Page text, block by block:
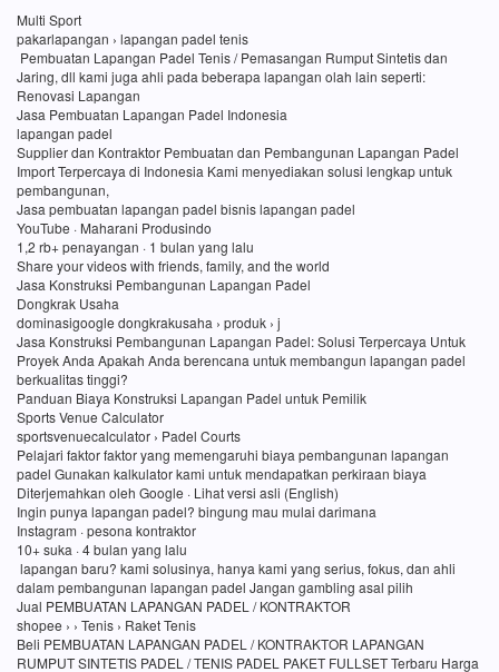
Multi Sport
pakarlapangan › lapangan padel tenis
Pembuatan Lapangan Padel Tenis / Pemasangan Rumput Sintetis dan
Jaring, dll kami juga ahli pada beberapa lapangan olah lain seperti:
Renovasi Lapangan
Jasa Pembuatan Lapangan Padel Indonesia
lapangan padel
Supplier dan Kontraktor Pembuatan dan Pembangunan Lapangan Padel
Import Terpercaya di Indonesia Kami menyediakan solusi lengkap untuk
pembangunan,
Jasa pembuatan lapangan padel bisnis lapangan padel
YouTube · Maharani Produsindo
1,2 rb+ penayangan · 1 bulan yang lalu
Share your videos with friends, family, and the world
Jasa Konstruksi Pembangunan Lapangan Padel
Dongkrak Usaha
dominasigoogle dongkrakusaha › produk › j
Jasa Konstruksi Pembangunan Lapangan Padel: Solusi Terpercaya Untuk
Proyek Anda Apakah Anda berencana untuk membangun lapangan padel
berkualitas tinggi?
Panduan Biaya Konstruksi Lapangan Padel untuk Pemilik
Sports Venue Calculator
sportsvenuecalculator › Padel Courts
Pelajari faktor faktor yang memengaruhi biaya pembangunan lapangan
padel Gunakan kalkulator kami untuk mendapatkan perkiraan biaya
Diterjemahkan oleh Google · Lihat versi asli (English)
Ingin punya lapangan padel? bingung mau mulai darimana
Instagram · pesona kontraktor
10+ suka · 4 bulan yang lalu
lapangan baru? kami solusinya, hanya kami yang serius, fokus, dan ahli
dalam pembangunan lapangan padel Jangan gambling asal pilih
Jual PEMBUATAN LAPANGAN PADEL / KONTRAKTOR
shopee › › Tenis › Raket Tenis
Beli PEMBUATAN LAPANGAN PADEL / KONTRAKTOR LAPANGAN
RUMPUT SINTETIS PADEL / TENIS PADEL PAKET FULLSET Terbaru Harga